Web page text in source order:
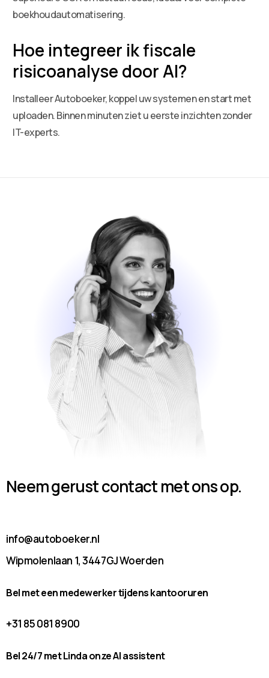
boekhoudautomatisering.
Hoe integreer ik fiscale
risicoanalyse door AI?
Installeer Autoboeker, koppel uw systemen en start met
uploaden. Binnen minuten ziet u eerste inzichten zonder
IT-experts.
Neem gerust contact met ons op.
info@autoboeker.nl
Wipmolenlaan 1, 3447GJ Woerden
Bel met een medewerker tijdens kantooruren
+31 85 081 8900
Bel 24/7 met Linda onze AI assistent